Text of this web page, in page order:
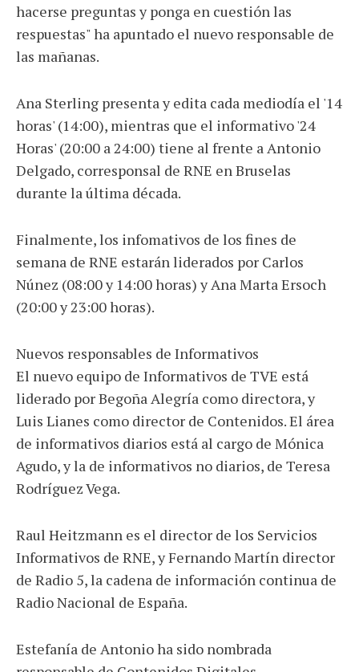
hacerse preguntas y ponga en cuestión las
respuestas" ha apuntado el nuevo responsable de
las mañanas.
Ana Sterling presenta y edita cada mediodía el '14
horas' (14:00), mientras que el informativo '24
Horas' (20:00 a 24:00) tiene al frente a Antonio
Delgado, corresponsal de RNE en Bruselas
durante la última década.
Finalmente, los infomativos de los fines de
semana de RNE estarán liderados por Carlos
Núnez (08:00 y 14:00 horas) y Ana Marta Ersoch
(20:00 y 23:00 horas).
Nuevos responsables de Informativos
El nuevo equipo de Informativos de TVE está
liderado por Begoña Alegría como directora, y
Luis Lianes como director de Contenidos. El área
de informativos diarios está al cargo de Mónica
Agudo, y la de informativos no diarios, de Teresa
Rodríguez Vega.
Raul Heitzmann es el director de los Servicios
Informativos de RNE, y Fernando Martín director
de Radio 5, la cadena de información continua de
Radio Nacional de España.
Estefanía de Antonio ha sido nombrada